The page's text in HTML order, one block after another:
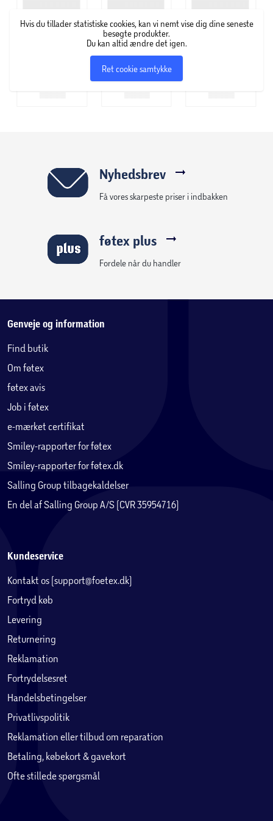
Hvis du tillader statistiske cookies, kan vi nemt vise dig dine seneste
besøgte produkter.
Du kan altid ændre det igen.
Ret cookie samtykke
Nyhedsbrev
Få vores skarpeste priser i indbakken
føtex plus
Fordele når du handler
Genveje og information
Find butik
Om føtex
føtex avis
Job i føtex
e-mærket certifikat
Smiley-rapporter for føtex
Smiley-rapporter for føtex.dk
Salling Group tilbagekaldelser
En del af Salling Group A/S (CVR 35954716)
Kundeservice
Kontakt os (support@foetex.dk)
Fortryd køb
Levering
Returnering
Reklamation
Fortrydelsesret
Handelsbetingelser
Privatlivspolitik
Reklamation eller tilbud om reparation
Betaling, købekort & gavekort
Ofte stillede spørgsmål